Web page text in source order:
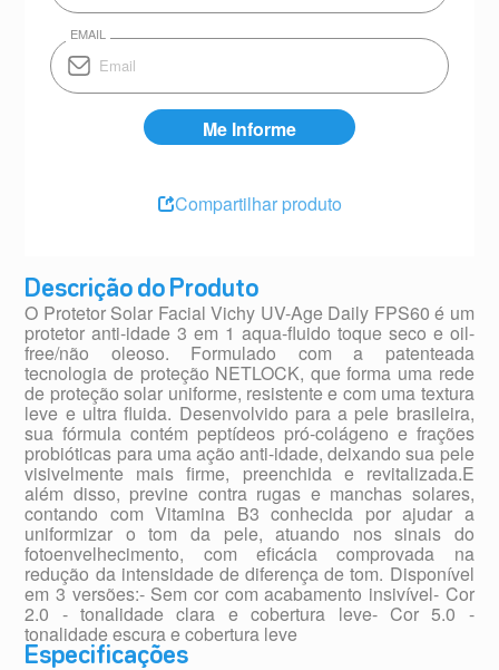
Descrição do Produto
O Protetor Solar Facial Vichy UV-Age Daily FPS60 é um
protetor anti-idade 3 em 1 aqua-fluido toque seco e oil-
free/não oleoso. Formulado com a patenteada
tecnologia de proteção NETLOCK, que forma uma rede
de proteção solar uniforme, resistente e com uma textura
leve e ultra fluida. Desenvolvido para a pele brasileira,
sua fórmula contém peptídeos pró-colágeno e frações
probióticas para uma ação anti-idade, deixando sua pele
visivelmente mais firme, preenchida e revitalizada.E
além disso, previne contra rugas e manchas solares,
contando com Vitamina B3 conhecida por ajudar a
uniformizar o tom da pele, atuando nos sinais do
fotoenvelhecimento, com eficácia comprovada na
redução da intensidade de diferença de tom. Disponível
em 3 versões:- Sem cor com acabamento insivível- Cor
2.0 - tonalidade clara e cobertura leve- Cor 5.0 -
tonalidade escura e cobertura leve
Especificações
Compartilhar produto